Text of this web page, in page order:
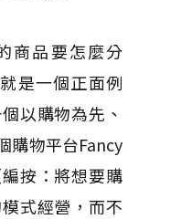
商品要怎麼分
是一個正面例
以購物為先、
購物平台Fancy
按：將想要購
式經營，而不